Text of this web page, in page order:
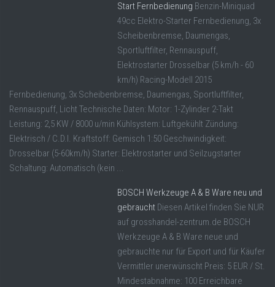
Start Fernbedienung Benzin-Miniquad
49cc Elektro-Starter Fernbedienung, 3x
Scheibenbremse, Daumengas,
Sportluftfilter, Rennauspuff,
Elektrostarter Drosselbar (5 km/h - 60
km/h) Racing-Modell 2015
Fernbedienung, 3x Scheibenbremse, Daumengas, Sportluftfilter,
Rennauspuff, Licht Technische Daten: Motor: 1-Zylinder 2-Takt
Leistung: 2,5 KW / 8000 u/min Kühlsystem: Luftgekühlt Zündung:
Elektrisch / C.D.I. Kraftstoff: Gemisch 1:50 Geschwindigkeit:
Drosselbar (5-60km/h) Starter: Elektrostarter und Seilzugstarter
Schaltung: Automatisch (kein ...
BOSCH Werkzeuge A & B Ware neu und
gebraucht Diesen Artikel finden Sie NUR
auf grosshandel-zentrum.de BOSCH
Werkzeuge A & B Ware neue und
gebrauchte nur für Export und für Käufer
Vermittler unerwünscht Preis: 5 EUR / St.
Mindestabnahme: 100 Erreichbare